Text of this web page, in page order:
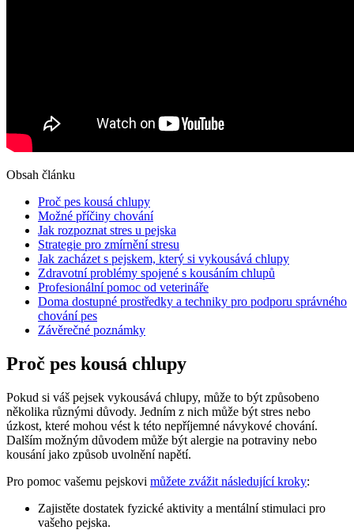
Obsah článku
Proč pes kousá chlupy
Možné příčiny chování
Jak rozpoznat stres u pejska
Strategie pro zmírnění stresu
Jak zacházet s pejskem, který si vykousává chlupy
Zdravotní problémy spojené s kousáním chlupů
Profesionální pomoc od veterináře
Doma dostupné prostředky a techniky pro podporu správného
chování pes
Závěrečné poznámky
Proč pes kousá chlupy
Pokud si váš pejsek vykousává chlupy, může to být způsobeno
několika různými důvody. Jedním z nich může být stres nebo
úzkost, které mohou vést k této nepříjemné návykové chování.
Dalším možným důvodem může být alergie na potraviny nebo
kousání jako způsob uvolnění napětí.
Pro pomoc vašemu pejskovi můžete zvážit následující kroky:
Zajistěte dostatek fyzické aktivity a mentální stimulaci pro
vašeho pejska.